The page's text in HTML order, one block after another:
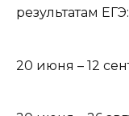
результатам ЕГЭ:
20 июня – 12